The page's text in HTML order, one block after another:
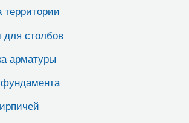
территории
для столбов
арматуры